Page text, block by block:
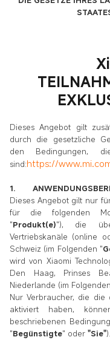
Dieses Angebot gilt
durch die gesetzliche
den Bedingungen,
sind:https://
1.
Dieses Angebot gilt nur
für die folgenden
"Produkt(e)"), die
Vertriebskanäle (online
Schweiz (im Folgenden "
wird von Xiaomi
Den Haag, Prinses
Niederlande (im Folgenden
Nur Verbraucher, die
aktiviert haben,
beschriebenen
"Begünstigte" oder "Sie").